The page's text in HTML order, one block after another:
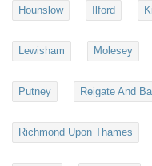
Hounslow Ilford
Lewisham Molesey
Putney Reigate And
Richmond Upon Thames